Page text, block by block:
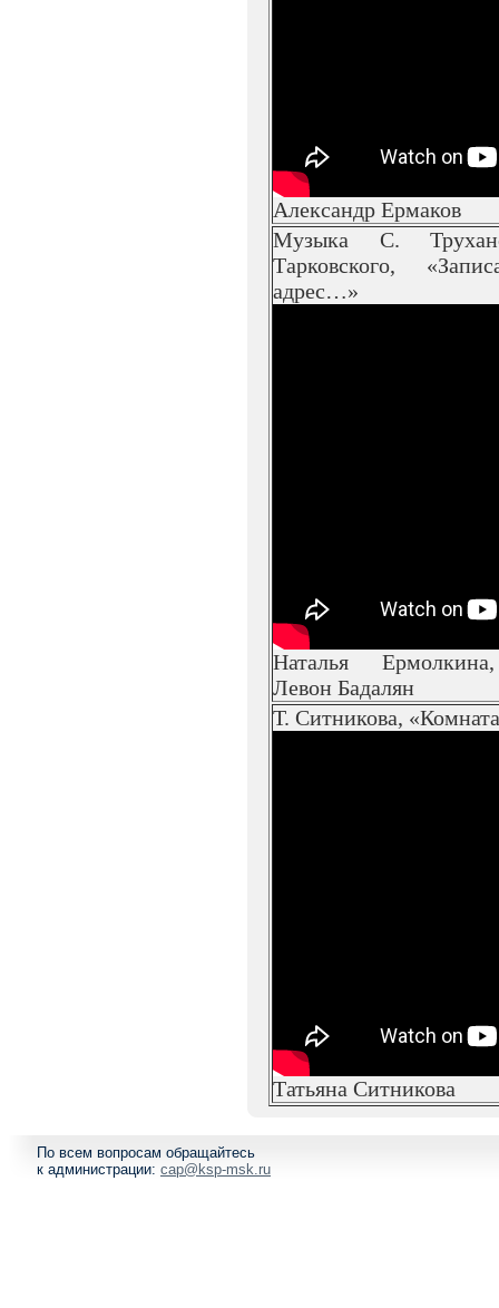
Александр Ермаков
Музыка С.
Тарковского,
адрес…»
Наталья
Левон Бадалян
Т. Ситникова,
Татьяна Ситникова
По всем вопросам обращайтесь
к администрации: cap@ksp-msk.ru